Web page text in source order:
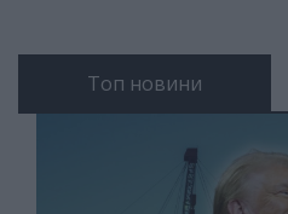
Топ новини